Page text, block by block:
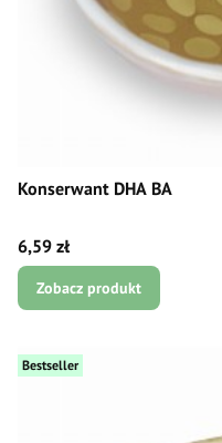
Konserwant DHA BA
Cena
6,59 zł
Zobacz produkt
Bestseller